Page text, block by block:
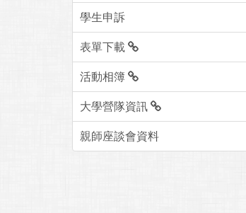
學生申訴
表單下載
活動相簿
大學營隊資訊
親師座談會資料